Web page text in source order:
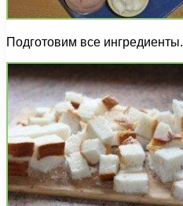
Подготовим все ингредиенты.